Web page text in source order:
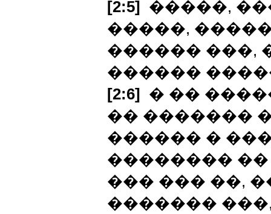
[2:5] �����,
�����,
������ ���,
������
[2:6] � ��
�� �������
������ �
�������� ��
��� ��� ��,
�������